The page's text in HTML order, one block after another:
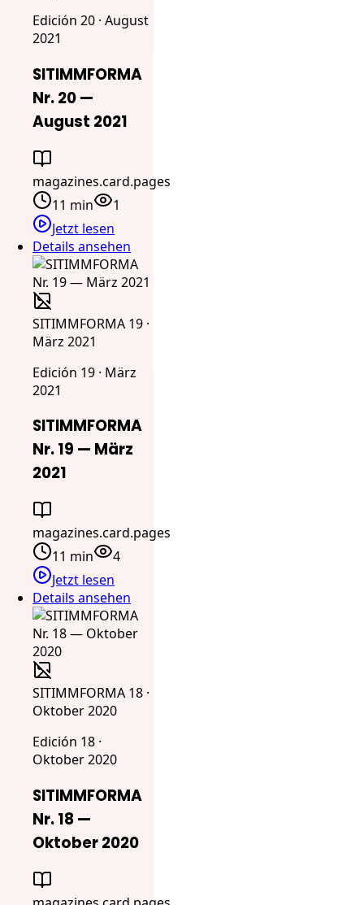
Edición 20 · August
2021
SITIMMFORMA
Nr. 20 —
August 2021
magazines.card.pages
11 min
1
Jetzt lesen
Details ansehen
SITIMMFORMA 19 ·
März 2021
Edición 19 · März
2021
SITIMMFORMA
Nr. 19 — März
2021
magazines.card.pages
11 min
4
Jetzt lesen
Details ansehen
SITIMMFORMA 18 ·
Oktober 2020
Edición 18 ·
Oktober 2020
SITIMMFORMA
Nr. 18 —
Oktober 2020